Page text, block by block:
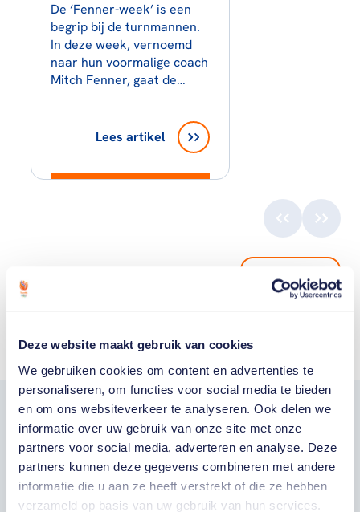
Deze website maakt gebruik van cookies
We gebruiken cookies om content en advertenties te
personaliseren, om functies voor social media te bieden
en om ons websiteverkeer te analyseren. Ook delen we
informatie over uw gebruik van onze site met onze
partners voor social media, adverteren en analyse. Deze
partners kunnen deze gegevens combineren met andere
informatie die u aan ze heeft verstrekt of die ze hebben
verzameld op basis van uw gebruik van hun services.
De ‘Fenner-week’ is een
begrip bij de turnmannen.
In deze week, vernoemd
naar hun voormalige coach
Mitch Fenner, gaat de…
Lees artikel
Word fan van
TeamNL